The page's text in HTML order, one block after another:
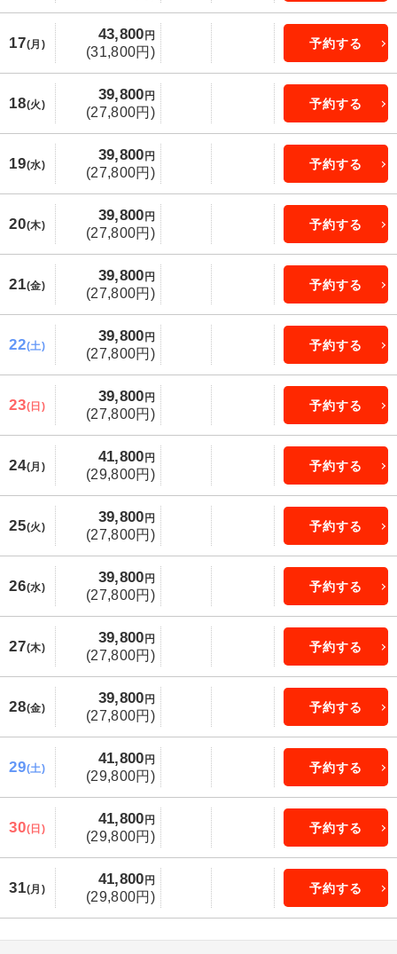
17(月)
43,800 円
(31,800円)
予約する
18(火)
39,800 円
(27,800円)
予約する
19(水)
39,800 円
(27,800円)
予約する
20(木)
39,800 円
(27,800円)
予約する
21(金)
39,800 円
(27,800円)
予約する
22(土)
39,800 円
(27,800円)
予約する
23(日)
39,800 円
(27,800円)
予約する
24(月)
41,800 円
(29,800円)
予約する
25(火)
39,800 円
(27,800円)
予約する
26(水)
39,800 円
(27,800円)
予約する
27(木)
39,800 円
(27,800円)
予約する
28(金)
39,800 円
(27,800円)
予約する
29(土)
41,800 円
(29,800円)
予約する
30(日)
41,800 円
(29,800円)
予約する
31(月)
41,800 円
(29,800円)
予約する